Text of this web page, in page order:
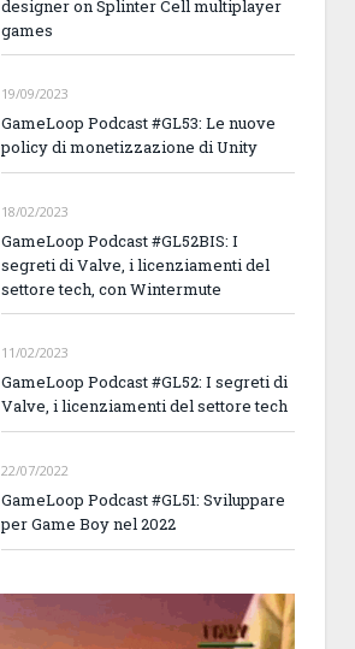
designer on Splinter Cell multiplayer
games
19/09/2023
GameLoop Podcast #GL53: Le nuove
policy di monetizzazione di Unity
18/02/2023
GameLoop Podcast #GL52BIS: I
segreti di Valve, i licenziamenti del
settore tech, con Wintermute
11/02/2023
GameLoop Podcast #GL52: I segreti di
Valve, i licenziamenti del settore tech
22/07/2022
GameLoop Podcast #GL51: Sviluppare
per Game Boy nel 2022